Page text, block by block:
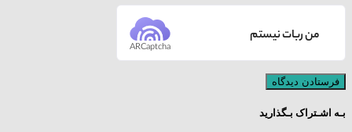
من ربات نیستم
ARCaptcha
بـه اشـتراک بـگذارید